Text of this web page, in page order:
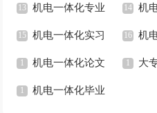
题目
机电一体化专业
论文
机
论文
机电一体化实习
论文
机
论文
机电一体化论文
范文
大
机电一体化毕业